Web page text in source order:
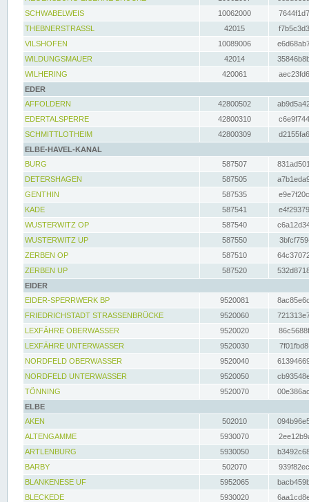
SCHWABELWEIS
10062000
THEBNERSTRASSL
42015
VILSHOFEN
10089006
WILDUNGSMAUER
42014
WILHERING
420061
EDER
AFFOLDERN
42800502
EDERTALSPERRE
42800310
SCHMITTLOTHEIM
42800309
ELBE-HAVEL-KANAL
BURG
587507
DETERSHAGEN
587505
GENTHIN
587535
KADE
587541
WUSTERWITZ OP
587540
WUSTERWITZ UP
587550
ZERBEN OP
587510
ZERBEN UP
587520
EIDER
EIDER-SPERRWERK BP
9520081
FRIEDRICHSTADT STRASSENBRÜCKE
9520060
LEXFÄHRE OBERWASSER
9520020
LEXFÄHRE UNTERWASSER
9520030
NORDFELD OBERWASSER
9520040
NORDFELD UNTERWASSER
9520050
TÖNNING
9520070
ELBE
AKEN
502010
ALTENGAMME
5930070
ARTLENBURG
5930050
BARBY
502070
BLANKENESE UF
5952065
BLECKEDE
5930020